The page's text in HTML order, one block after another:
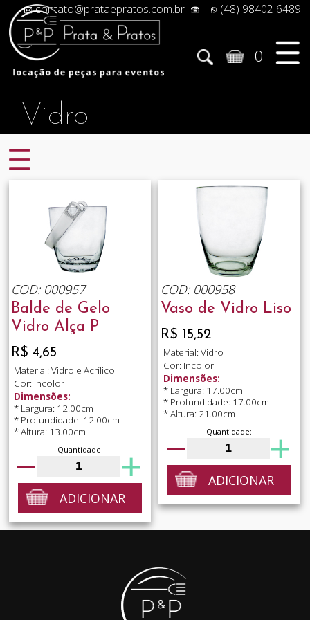
contato@prataepratos.com.br (48) 98402 6489
0
Vidro
COD: 000957
Balde de Gelo
Vidro Alça P
R$ 4,65
Material: Vidro e Acrílico
Cor: Incolor
Dimensões:
* Largura: 12.00cm
* Profundidade: 12.00cm
* Altura: 13.00cm
Quantidade:
ADICIONAR
COD: 000958
Vaso de Vidro Liso
R$ 15,52
Material: Vidro
Cor: Incolor
Dimensões:
* Largura: 17.00cm
* Profundidade: 17.00cm
* Altura: 21.00cm
Quantidade:
ADICIONAR